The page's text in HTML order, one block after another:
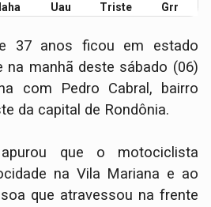
Uau Triste Grr
37 anos ficou em estado
na manhã deste sábado (06)
com Pedro Cabral, bairro
da capital de Rondônia.
que o motociclista
na Vila Mariana e ao
que atravessou na frente